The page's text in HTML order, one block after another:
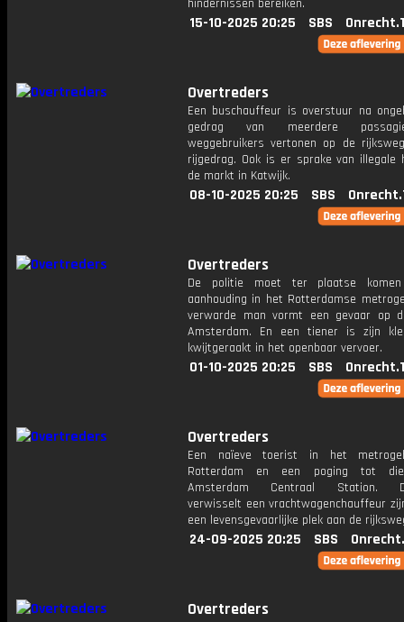
hindernissen bereiken.
15-10-2025 20:25 SBS
Overtreders
Een buschauffeur is overstuur na
gedrag van meerdere
weggebruikers vertonen op de
rijgedrag. Ook is er sprake van illegale
de markt in Katwijk.
08-10-2025 20:25 SBS
Overtreders
De politie moet ter plaatse
aanhouding in het Rotterdamse
verwarde man vormt een gevaar op
Amsterdam. En een tiener is zijn
kwijtgeraakt in het openbaar vervoer.
01-10-2025 20:25 SBS
Overtreders
Een naïeve toerist in het
Rotterdam en een poging tot
Amsterdam Centraal Station.
verwisselt een vrachtwagenchauffeur
een levensgevaarlijke plek aan de
24-09-2025 20:25 SBS
Overtreders